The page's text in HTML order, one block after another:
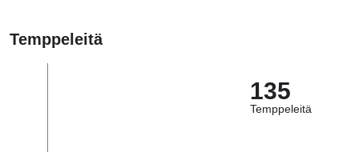
Temppeleitä
135
Temppeleitä